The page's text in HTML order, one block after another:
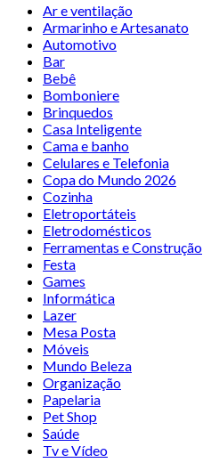
Ar e ventilação
Armarinho e Artesanato
Automotivo
Bar
Bebê
Bomboniere
Brinquedos
Casa Inteligente
Cama e banho
Celulares e Telefonia
Copa do Mundo 2026
Cozinha
Eletroportáteis
Eletrodomésticos
Ferramentas e Construção
Festa
Games
Informática
Lazer
Mesa Posta
Móveis
Mundo Beleza
Organização
Papelaria
Pet Shop
Saúde
Tv e Vídeo